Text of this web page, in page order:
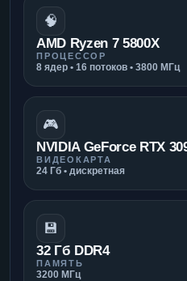
🧠
AMD Ryzen 7 5800X
ПРОЦЕССОР
8 ядер • 16 потоков • 3800 МГц
🎮
NVIDIA GeForce RTX
ВИДЕОКАРТА
24 Гб • дискретная
💾
32 Гб DDR4
ПАМЯТЬ
3200 МГц